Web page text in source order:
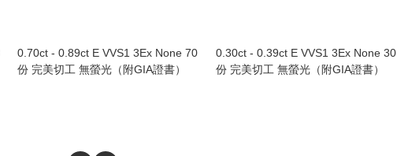
0.70ct - 0.89ct E VVS1 3Ex None 70
份 完美切工 無螢光（附GIA證書）
0.30ct - 0.39ct E VVS1 3Ex None 30
份 完美切工 無螢光（附GIA證書）